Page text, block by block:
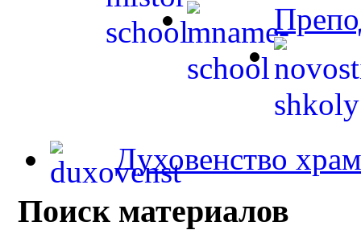
Духовенство
Поиск материалов